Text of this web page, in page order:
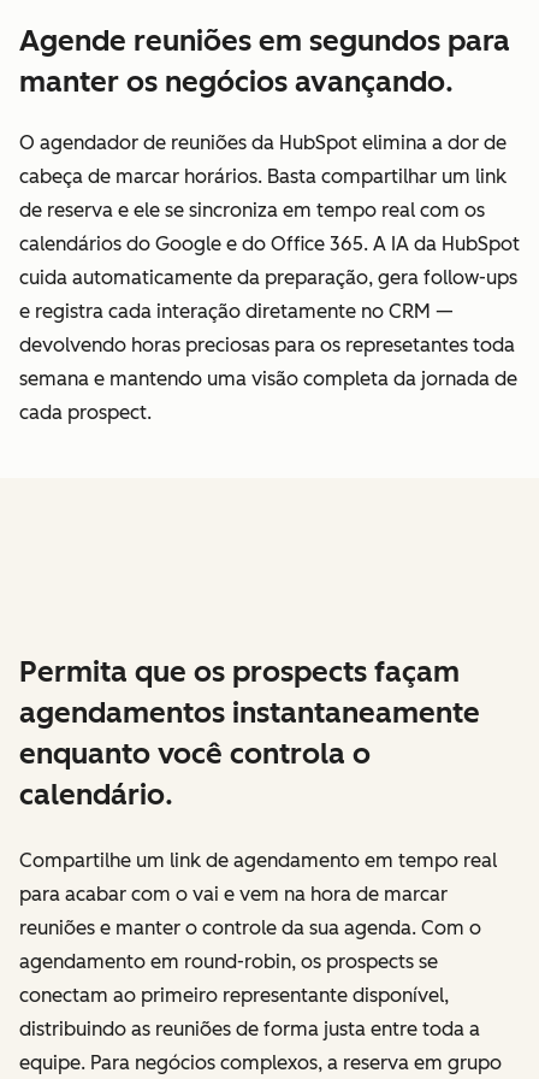
Agende reuniões em segundos para
manter os negócios avançando.
O agendador de reuniões da HubSpot elimina a dor de
cabeça de marcar horários. Basta compartilhar um link
de reserva e ele se sincroniza em tempo real com os
calendários do Google e do Office 365. A IA da HubSpot
cuida automaticamente da preparação, gera follow-ups
e registra cada interação diretamente no CRM —
devolvendo horas preciosas para os represetantes toda
semana e mantendo uma visão completa da jornada de
cada prospect.
Permita que os prospects façam
agendamentos instantaneamente
enquanto você controla o
calendário.
Compartilhe um link de agendamento em tempo real
para acabar com o vai e vem na hora de marcar
reuniões e manter o controle da sua agenda. Com o
agendamento em round-robin, os prospects se
conectam ao primeiro representante disponível,
distribuindo as reuniões de forma justa entre toda a
equipe. Para negócios complexos, a reserva em grupo